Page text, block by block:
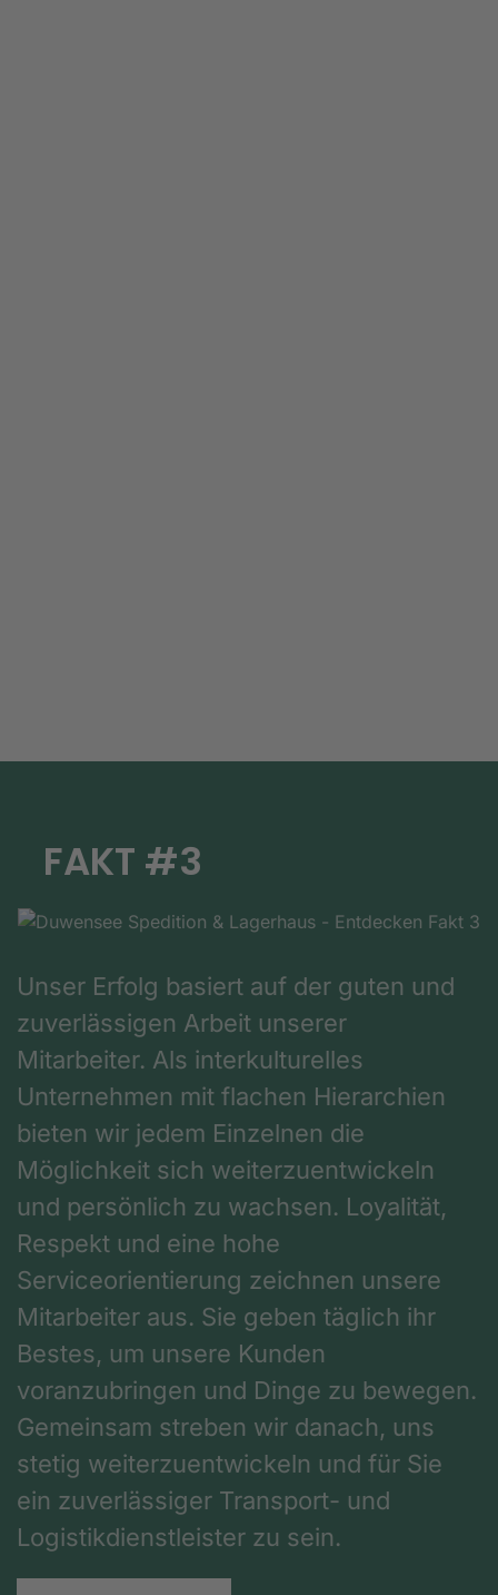
FAKT #3
Unser Erfolg basiert auf der guten und
zuverlässigen Arbeit unserer
Mitarbeiter. Als interkulturelles
Unternehmen mit flachen Hierarchien
bieten wir jedem Einzelnen die
Möglichkeit sich weiterzuentwickeln
und persönlich zu wachsen. Loyalität,
Respekt und eine hohe
Serviceorientierung zeichnen unsere
Mitarbeiter aus. Sie geben täglich ihr
Bestes, um unsere Kunden
voranzubringen und Dinge zu bewegen.
Gemeinsam streben wir danach, uns
stetig weiterzuentwickeln und für Sie
ein zuverlässiger Transport- und
Logistikdienstleister zu sein.